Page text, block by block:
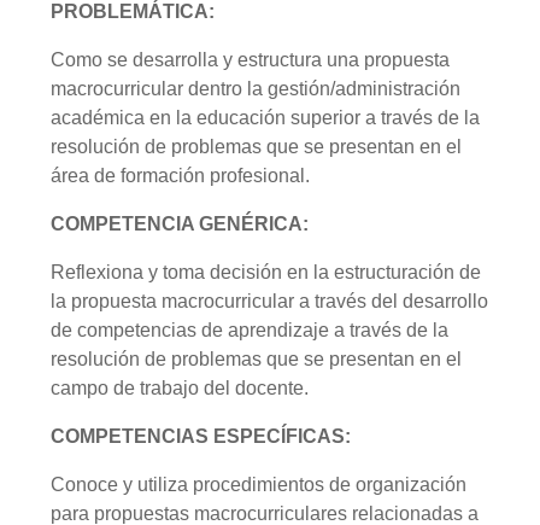
PROBLEMÁTICA:
Como se desarrolla y estructura una propuesta
macrocurricular dentro la gestión/administración
académica en la educación superior a través de la
resolución de problemas que se presentan en el
área de formación profesional.
COMPETENCIA GENÉRICA:
Reflexiona y toma decisión en la estructuración de
la propuesta macrocurricular a través del desarrollo
de competencias de aprendizaje a través de la
resolución de problemas que se presentan en el
campo de trabajo del docente.
COMPETENCIAS ESPECÍFICAS:
Conoce y utiliza procedimientos de organización
para propuestas macrocurriculares relacionadas a